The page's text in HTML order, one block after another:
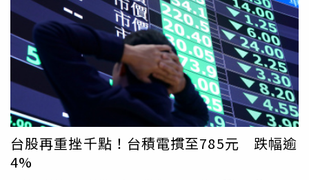
出貨訊息，將視客戶需求彈性調整產能。英業達（2356）
透露，第二季筆電可望季增，AI 伺服器與筆電從墨西哥組裝
後運往美國，也不排除在墨西哥擴充產能。和碩（4938）
則啟用美國新辦公室，強化在地服務，並規劃建置北美產
能。多家企業也紛紛啟動避震策略，工業電腦大廠研華
（2395）指出，「不把雞蛋放在同一個籃子」是因應關
鍵。資深協理林美真8日受訪強調，研華早在27個國家設有
據點，在美國、日本和歐洲都有在地設廠，並提供服務，
「目前訂單未受到美國關稅影響」，企業應該思考分散市
場，以降低風險。傳產與出口導向的產業動作也很快，老牌
電子廠、市值近千億的大同（2371）6日宣布與安侯建業聯
的寂寞〉帶有強烈的自我釋放意味，阿橘分享這首歌從寫作
到現在已經快兩年了，「當初寫這首歌時，我常常會因為別
人的期望而感到壓力，但現在我已經不會過度執著於別人的
期待，盡力做到最好就行了。」從學生時期開始創作，被樂
迷們認為是「夜間時段Z世代心聲」代表人物，阿橘近年斬
獲更多音樂節舞台，除登上 台灣祭、赤聲躁動等舞台外，也
在去年首度前往海外，受到「霓虹綠洲」音樂節團隊推薦，
前進福岡參加了J-pop新星雲集的音樂節「MUSICCITY IN
TENJIN」，表示：「走過這麼多舞台，對於2025年要推出
的作品中的自我建構更加穩固，也希望能夠在今年完成專場
的演出期許！」
台股再重挫千點！台積電摜至785元 跌幅逾
4%